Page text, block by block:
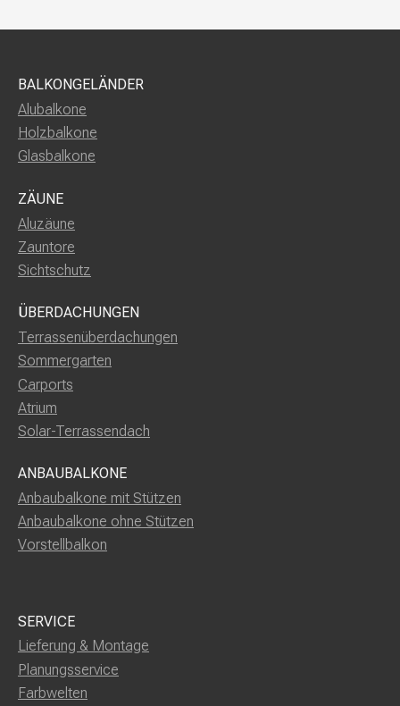
BALKONGELÄNDER
Alubalkone
Holzbalkone
Glasbalkone
ZÄUNE
Aluzäune
Zauntore
Sichtschutz
ÜBERDACHUNGEN
Terrassenüberdachungen
Sommergarten
Carports
Atrium
Solar-Terrassendach
ANBAUBALKONE
Anbaubalkone mit Stützen
Anbaubalkone ohne Stützen
Vorstellbalkon
SERVICE
Lieferung & Montage
Planungsservice
Farbwelten